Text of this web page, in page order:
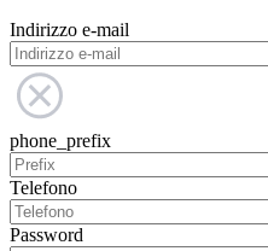
Indirizzo e-mail
phone_prefix
Telefono
Password